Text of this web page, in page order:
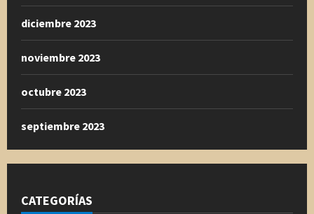
diciembre 2023
noviembre 2023
octubre 2023
septiembre 2023
CATEGORÍAS